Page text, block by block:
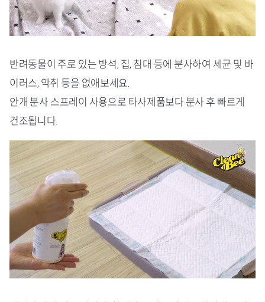
반려동물이 주로 있는 방석, 집, 침대 등에 분사하여 세균 및 바
이러스, 악취 등을 없애보세요.
안개 분사 스프레이 사용으로 타사제품보다 분사 후 빠르게
건조됩니다.